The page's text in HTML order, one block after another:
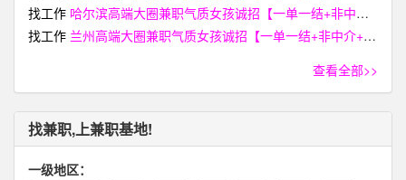
找工作 哈尔滨高端大圈兼职气质女孩诚招【一单一结+非中介+无费用】【I34-3394-668O薇 電同号】
找工作 兰州高端大圈兼职气质女孩诚招【一单一结+非中介+无费用】【I34-3394-668O薇 電同号】
查看全部>>
找兼职,上兼职基地!
一级地区：